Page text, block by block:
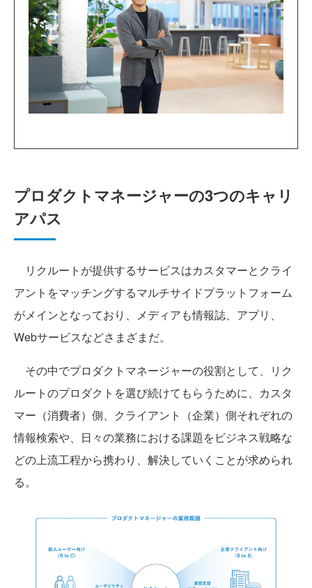
プロダクトマネージャーの3つのキャリ
アパス
リクルートが提供するサービスはカスタマーとクライ
アントをマッチングするマルチサイドプラットフォーム
がメインとなっており、メディアも情報誌、アプリ、
Webサービスなどさまざまだ。
その中でプロダクトマネージャーの役割として、リク
ルートのプロダクトを選び続けてもらうために、カスタ
マー（消費者）側、クライアント（企業）側それぞれの
情報検索や、日々の業務における課題をビジネス戦略な
どの上流工程から携わり、解決していくことが求められ
る。